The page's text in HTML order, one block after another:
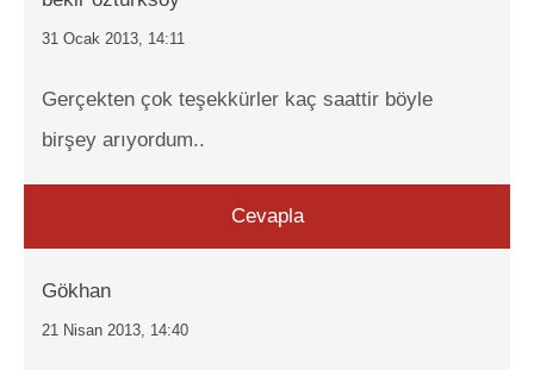
31 Ocak 2013, 14:11
Gerçekten çok teşekkürler kaç saattir böyle
birşey arıyordum..
Cevapla
Gökhan
21 Nisan 2013, 14:40